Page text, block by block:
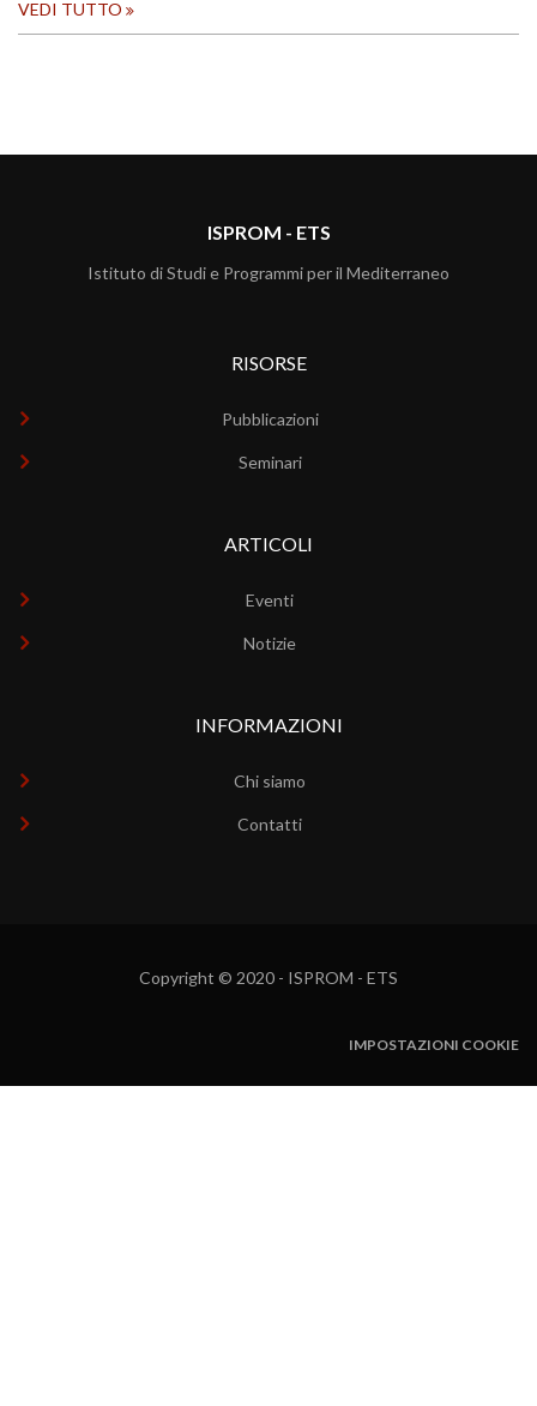
VEDI TUTTO
ISPROM - ETS
Istituto di Studi e Programmi per il Mediterraneo
RISORSE
Pubblicazioni
Seminari
ARTICOLI
Eventi
Notizie
INFORMAZIONI
Chi siamo
Contatti
Copyright © 2020 - ISPROM - ETS